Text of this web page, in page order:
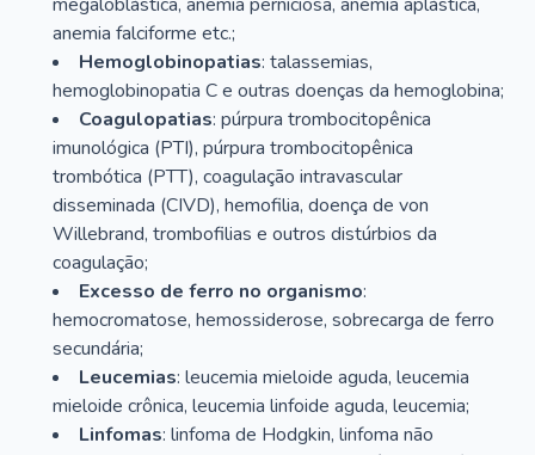
anemia falciforme etc.;
Hemoglobinopatias: talassemias,
hemoglobinopatia C e outras doenças da hemoglobina;
Coagulopatias: púrpura trombocitopênica
imunológica (PTI), púrpura trombocitopênica
trombótica (PTT), coagulação intravascular
disseminada (CIVD), hemofilia, doença de von
Willebrand, trombofilias e outros distúrbios da
coagulação;
Excesso de ferro no organismo:
hemocromatose, hemossiderose, sobrecarga de ferro
secundária;
Leucemias: leucemia mieloide aguda, leucemia
mieloide crônica, leucemia linfoide aguda, leucemia;
Linfomas: linfoma de Hodgkin, linfoma não